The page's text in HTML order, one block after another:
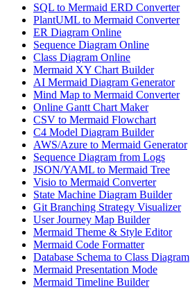
SQL to Mermaid ERD Converter
PlantUML to Mermaid Converter
ER Diagram Online
Sequence Diagram Online
Class Diagram Online
Mermaid XY Chart Builder
AI Mermaid Diagram Generator
Mind Map to Mermaid Converter
Online Gantt Chart Maker
CSV to Mermaid Flowchart
C4 Model Diagram Builder
AWS/Azure to Mermaid Generator
Sequence Diagram from Logs
JSON/YAML to Mermaid Tree
Visio to Mermaid Converter
State Machine Diagram Builder
Git Branching Strategy Visualizer
User Journey Map Builder
Mermaid Theme & Style Editor
Mermaid Code Formatter
Database Schema to Class Diagram
Mermaid Presentation Mode
Mermaid Timeline Builder